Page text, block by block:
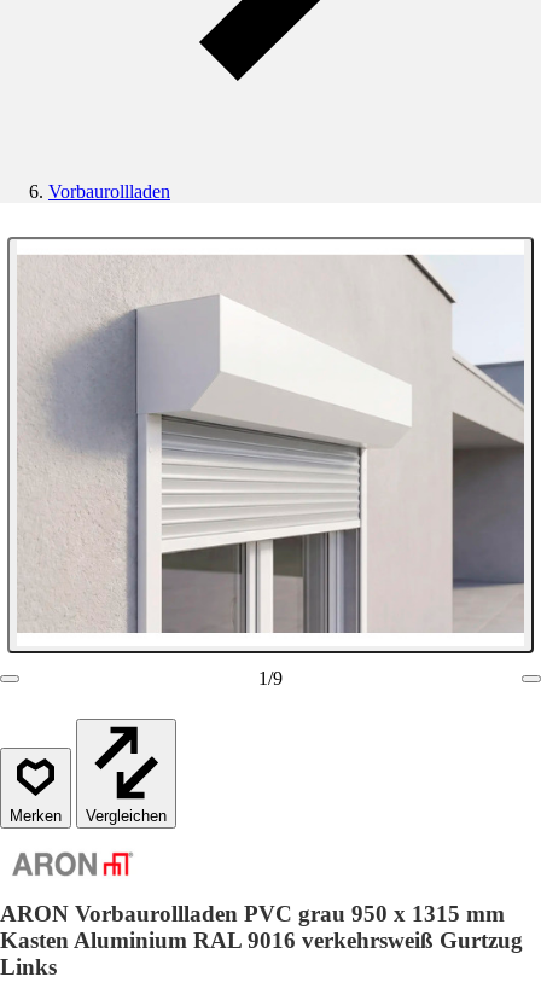
Vorbaurollladen
1/9
Vergleichen
ARON Vorbaurollladen PVC grau 950 x 1315 mm
Kasten Aluminium RAL 9016 verkehrsweiß Gurtzug
Links